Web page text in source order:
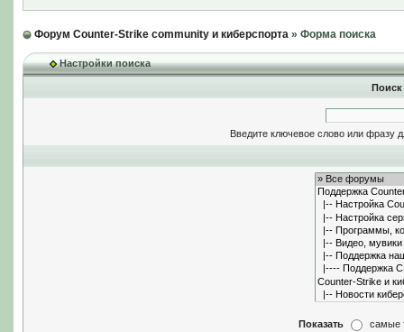
Форум Counter-Strike community и киберспорта» Форма поиска
Настройки поиска
Введите ключевое слово или фразу
Показать самые